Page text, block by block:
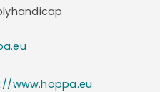
www.hoppa.eu